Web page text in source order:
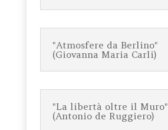
"Atmosfere da Berlino"
(Giovanna Maria Carli)
"La libertà oltre il Muro"
(Antonio de Ruggiero)